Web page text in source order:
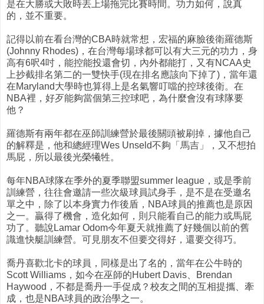
是在大勝或大敗時丟上場拖完比賽時間。功力如何，說真
的，並不重要。
記得以前在看台灣的CBA時就常想，宏福的麻臉後衛羅德斯
(Johnny Rhodes)，在台灣每場球都可以有大三元的功力，身
高有6呎4吋，能控能投還會切，內外都能打，又有NCAA史
上抄截排名第二的一雙快手(現在排名應該向下掉了)，當年還
在Maryland大學時也算得上是名氣響叮噹的控球後衛。在
NBA裡，好歹能夠當個第三控球吧，為什麼會沒有球隊要
他？
羅德斯有兩年都在巫師訓練營於最後關頭被刷掉，據他自己
的解釋是，他和總經理Wes Unseld不夠「馬吉」，又不想拍
馬屁，所以最後光榮犧牲。
每年NBA球隊在季外的夏季聯盟summer league，或是季前
訓練營，往往會邀請一些次級球員試身手，是不是在受邀名
單之中，除了以本身實力作後盾，NBA球員的推薦也是原因
之一。贏得了機會，造化如何，則只能看自己的能力或馬屁
功了。聽說Lamar Odom今年夏天就推薦了好幾個以前的舊
識進快艇訓練營。可見朋友不但要交得好，還要交得巧。
喬丹喜歡北卡的球員，同樣是出了名的，當年在公牛時的
Scott Williams，如今在巫師的Hubert Davis、Brendan
Haywood，不都是喬丹一手促成？校友之間的互相提攜、牽
成，也是NBA球員的政治學之一。